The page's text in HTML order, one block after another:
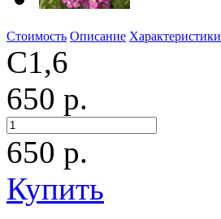
Стоимость Описание Характеристики
С1,6
650 р.
650 р.
Купить